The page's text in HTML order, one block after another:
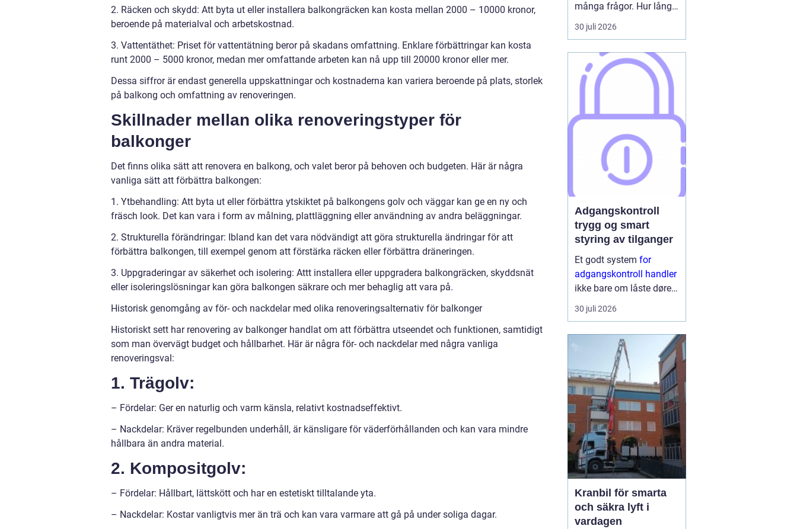
2. Räcken och skydd: Att byta ut eller installera balkongräcken kan kosta mellan 2000 – 10000 kronor,
beroende på materialval och arbetskostnad.
3. Vattentäthet: Priset för vattentätning beror på skadans omfattning. Enklare förbättringar kan kosta
runt 2000 – 5000 kronor, medan mer omfattande arbeten kan nå upp till 20000 kronor eller mer.
Dessa siffror är endast generella uppskattningar och kostnaderna kan variera beroende på plats, storlek
på balkong och omfattning av renoveringen.
Skillnader mellan olika renoveringstyper för
balkonger
Det finns olika sätt att renovera en balkong, och valet beror på behoven och budgeten. Här är några
vanliga sätt att förbättra balkongen:
1. Ytbehandling: Att byta ut eller förbättra ytskiktet på balkongens golv och väggar kan ge en ny och
fräsch look. Det kan vara i form av målning, plattläggning eller användning av andra beläggningar.
2. Strukturella förändringar: Ibland kan det vara nödvändigt att göra strukturella ändringar för att
förbättra balkongen, till exempel genom att förstärka räcken eller förbättra dräneringen.
3. Uppgraderingar av säkerhet och isolering: Attt installera eller uppgradera balkongräcken, skyddsnät
eller isoleringslösningar kan göra balkongen säkrare och mer behaglig att vara på.
Historisk genomgång av för- och nackdelar med olika renoveringsalternativ för balkonger
Historiskt sett har renovering av balkonger handlat om att förbättra utseendet och funktionen, samtidigt
som man övervägt budget och hållbarhet. Här är några för- och nackdelar med några vanliga
renoveringsval:
1. Trägolv:
– Fördelar: Ger en naturlig och varm känsla, relativt kostnadseffektivt.
– Nackdelar: Kräver regelbunden underhåll, är känsligare för väderförhållanden och kan vara mindre
hållbara än andra material.
2. Kompositgolv:
– Fördelar: Hållbart, lättskött och har en estetiskt tilltalande yta.
– Nackdelar: Kostar vanligtvis mer än trä och kan vara varmare att gå på under soliga dagar.
många frågor. Hur lång
tid tar det? Vilka
handlingar behövs? Och
nära havet eller i Visbys
känsliga kulturmiljö? För
den som sällan har
kan bygglovsregler
kännas både ...
30 juli 2026
Adgangskontroll
trygg og smart
styring av tilganger
Et godt system for
adgangskontroll handler
ikke bare om låste dører.
Det handler om å ha
oversikt, kunne styre
sikre mennesker, verdier
og informasjon på en
ryddig måte. Moderne
lø...
30 juli 2026
Kranbil för smarta
och säkra lyft i
vardagen